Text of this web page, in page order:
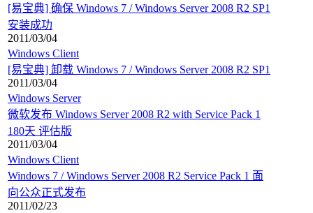
[易宝典] 确保 Windows 7 / Windows Server 2008 R2 SP1
安装成功
2011/03/04
Windows Client
[易宝典] 卸载 Windows 7 / Windows Server 2008 R2 SP1
2011/03/04
Windows Server
微软发布 Windows Server 2008 R2 with Service Pack 1
180天 评估版
2011/03/04
Windows Client
Windows 7 / Windows Server 2008 R2 Service Pack 1 面
向公众正式发布
2011/02/23